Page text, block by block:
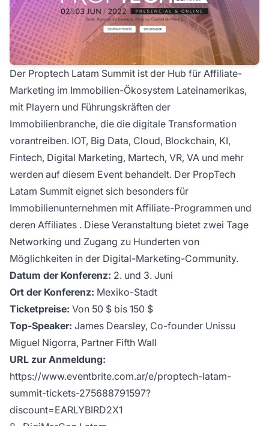
Der Proptech Latam Summit ist der Hub für Affiliate-
Marketing im Immobilien-Ökosystem Lateinamerikas,
mit Playern und Führungskräften der
Immobilienbranche, die die digitale Transformation
vorantreiben. IOT, Big Data, Cloud, Blockchain, KI,
Fintech, Digital Marketing, Martech, VR, VA und mehr
werden auf diesem Event behandelt. Der PropTech
Latam Summit eignet sich besonders für
Immobilienunternehmen mit Affiliate-Programmen und
deren Affiliates . Diese Veranstaltung bietet zwei Tage
Networking und Zugang zu Hunderten von
Möglichkeiten in der Digital-Marketing-Community.
Datum der Konferenz: 2. und 3. Juni
Ort der Konferenz: Mexiko-Stadt
Ticketpreise: Von 50 $ bis 150 $
Top-Speaker: James Dearsley, Co-founder Unissu
Miguel Nigorra, Partner Fifth Wall
URL zur Anmeldung:
https://www.eventbrite.com.ar/e/proptech-latam-
summit-tickets-275688791597?
discount=EARLYBIRD2X1